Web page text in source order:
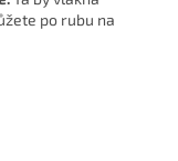
po rubu na